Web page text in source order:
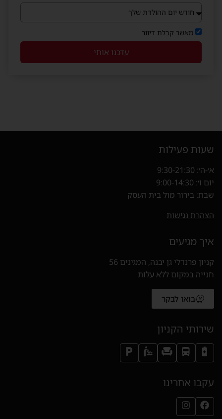
מאשר קבלת דיוור
עדכנו אותי
שעות פעילות
א׳-ה׳: 9:30-21:30
יום ו׳: 9:00-14:30
שבת: בירור מול בית העסק
הצהרת נגישות
איך מגיעים
קניון פרנדלי גן יבנה, המגינים 56
חנייה במקום ללא עלות
בואו לבקר
(נפתח בחלון חדש)
שירותי הקניון
עקבו אחרינו
עמוד הפייסבוק שלנו (נפתח בחלון חדש)
עמוד האינסטגרם שלנו (נפתח בחלון חדש)